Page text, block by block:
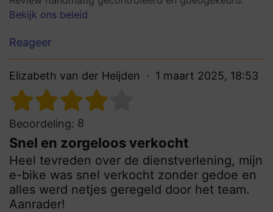
Bekijk ons beleid
Reageer
Elizabeth van der Heijden 1 maart 2025, 18:53
Beoordeling: 8
Snel en zorgeloos verkocht
Heel tevreden over de dienstverlening, mijn
e-bike was snel verkocht zonder gedoe en
alles werd netjes geregeld door het team.
Aanrader!